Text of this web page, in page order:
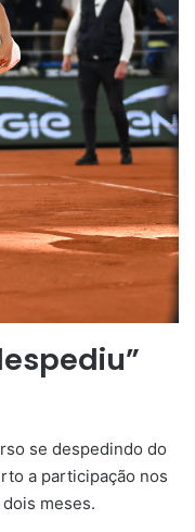
se despedindo do
a participação nos
meses.